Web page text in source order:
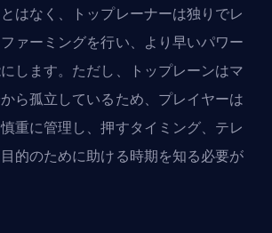
はなく、トップレーナーは独りでレ
ァーミングを行い、より早いパワー
します。ただし、
トップレーンはマ
ら孤立しているため、プレイヤーは
重に管理し、押すタイミング、テレ
的のために助ける時期を知る必要が